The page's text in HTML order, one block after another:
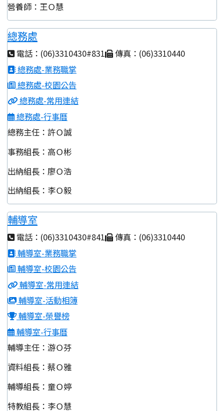
營養師：王Ｏ慧
總務處
電話：(06)3310430#831
傳真：(06)3310440
總務處-業務職掌
總務處-校園公告
總務處-常用連結
總務處-行事曆
總務主任：許Ｏ誠
事務組長：高Ｏ彬
出納組長：廖Ｏ浩
出納組長：李Ｏ毅
輔導室
電話：(06)3310430#841
傳真：(06)3310440
輔導室-業務職掌
輔導室-校園公告
輔導室-常用連結
輔導室-活動相簿
輔導室-榮譽榜
輔導室-行事曆
輔導主任：游Ｏ芬
資料組長：蔡Ｏ雅
輔導組長：童Ｏ婷
特教組長：李Ｏ慧